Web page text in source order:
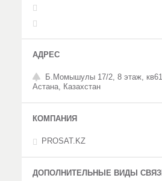
Б.Момышулы 17/2, 8 этаж, кв61,
Астана, Казахстан
PROSAT.KZ